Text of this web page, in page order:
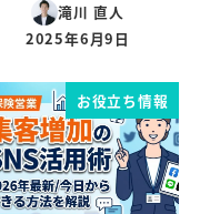
滝川 直人
投稿日
2025年6月9日
お役立ち情報